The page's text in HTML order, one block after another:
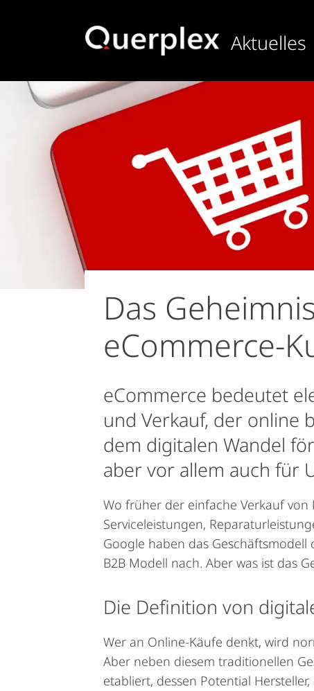
Aktuelles
Das
eCommerce-
eCommerce bedeutet
und Verkauf, der online
dem digitalen Wandel
aber vor allem auch für
Wo früher der einfache Verkauf
Serviceleistungen,
Google haben das
B2B Modell nach. Aber was ist das
Die Definition von
Wer an Online-Käufe denkt, wird
Aber neben diesem traditionellen
etabliert, dessen Potential